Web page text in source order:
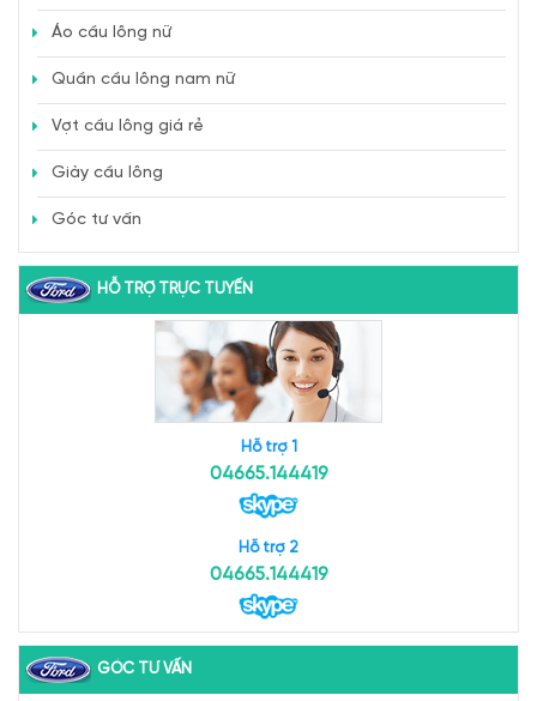
Áo cầu lông nữ
Quần cầu lông nam nữ
Vợt cầu lông giá rẻ
Giày cầu lông
Góc tư vấn
HỖ TRỢ TRỰC TUYẾN
Hỗ trợ 1
04665.144419
Hỗ trợ 2
04665.144419
GÓC TƯ VẤN